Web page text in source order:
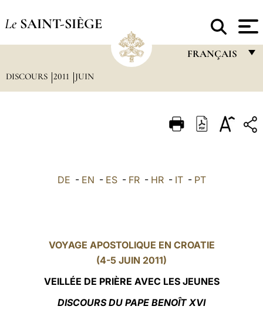
Le SAINT-SIÈGE
FRANÇAIS
ITALIANO
LATINE
DISCOURS 2011 JUIN
DE - EN - ES- FR- HR- IT- PT
VOYAGE APOSTOLIQUE EN CROATIE
(4-5 JUIN 2011)
VEILLÉE DE PRIÈRE AVEC LES JEUNES
DISCOURS DU PAPE BENOÎT XVI